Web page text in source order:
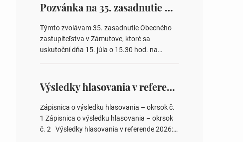
Pozvánka na 35. zasadnutie OZ v Zámutove
Týmto zvolávam 35. zasadnutie Obecného
zastupiteľstva v Zámutove, ktoré sa
uskutoční dňa 15. júla o 15.30 hod. na
Schválenie návrhovej komisie a overovateľov
zápisnice 3. Určenie volebných obvodov pre
voľby poslancov obecných zastupiteľstiev,
počtu poslancov obecných zastupiteľstiev v
nich 4. Schválenie odpredaja obecného
Výsledky hlasovania v referende 2026
Zápisnica o výsledku hlasovania – okrsok č.
1 Zápisnica o výsledku hlasovania – okrsok
č. 2 Výsledky hlasovania v referende 2026: